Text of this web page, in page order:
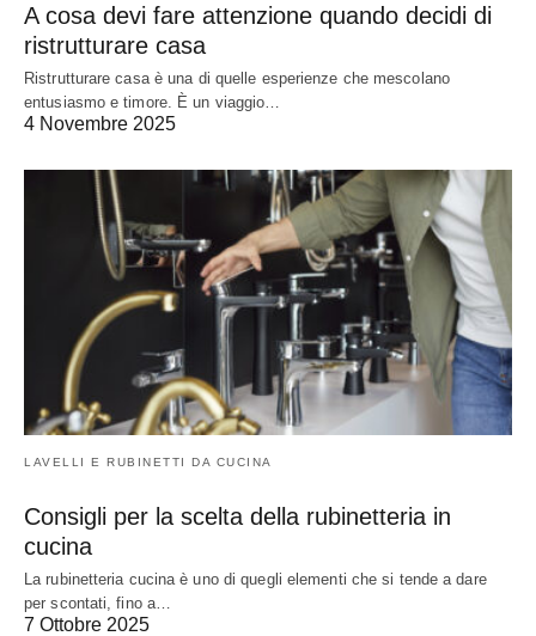
A cosa devi fare attenzione quando decidi di
ristrutturare casa
Ristrutturare casa è una di quelle esperienze che mescolano
entusiasmo e timore. È un viaggio…
4 Novembre 2025
LAVELLI E RUBINETTI DA CUCINA
Consigli per la scelta della rubinetteria in
cucina
La rubinetteria cucina è uno di quegli elementi che si tende a dare
per scontati, fino a…
7 Ottobre 2025